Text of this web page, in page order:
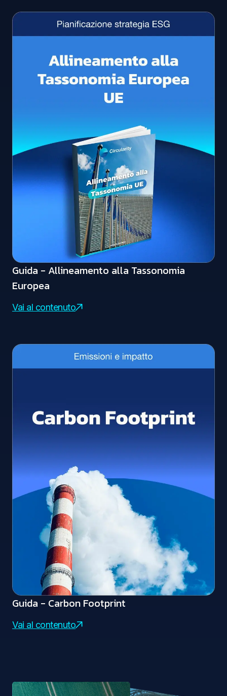
Guida - Allineamento alla Tassonomia
Europea
Vai al contenuto
Guida - Carbon Footprint
Vai al contenuto